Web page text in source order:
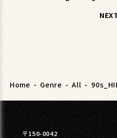
Home - Genre - All -
〒150-0042